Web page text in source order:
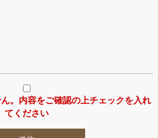
。内容をご確認の上チェックを入れ
てください